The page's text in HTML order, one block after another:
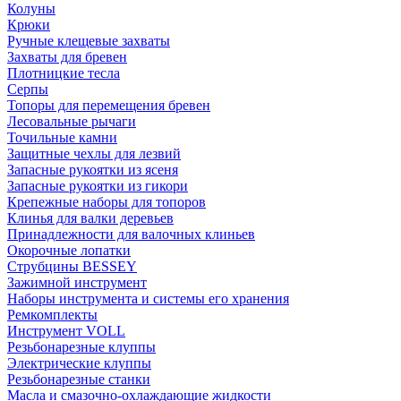
Колуны
Крюки
Ручные клещевые захваты
Захваты для бревен
Плотницкие тесла
Серпы
Топоры для перемещения бревен
Лесовальные рычаги
Точильные камни
Защитные чехлы для лезвий
Запасные рукоятки из ясеня
Запасные рукоятки из гикори
Крепежные наборы для топоров
Клинья для валки деревьев
Принадлежности для валочных клиньев
Окорочные лопатки
Струбцины BESSEY
Зажимной инструмент
Наборы инструмента и системы его хранения
Ремкомплекты
Инструмент VOLL
Резьбонарезные клуппы
Электрические клуппы
Резьбонарезные станки
Масла и смазочно-охлаждающие жидкости